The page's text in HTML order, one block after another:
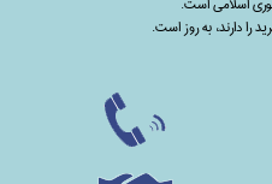
دارند،‌ به روز است.